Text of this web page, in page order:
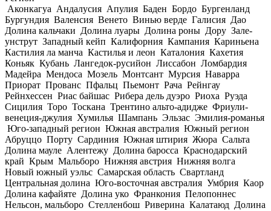
Аконкагуа Андалусия Апулия Баден Бордо Бургенланд
Бургундия Валенсия Венето Винью верде Галисия Дао
Долина кальчаки Долина луары Долина роны Дору Зале-
унструт Западный кейп Калифорния Кампания Кариньена
Кастилия ла манча Кастилья и леон Каталония Кахетия
Коньяк Кубань Лангедок-русийон Лиссабон Ломбардия
Мадейра Мендоса Мозель Монтсант Мурсия Наварра
Приорат Прованс Пфальц Пьемонт Рача Рейнгау
Рейнхессен Риас байшас Рибера дель дуэро Риоха Руэда
Сицилия Торо Тоскана Трентино альто-адидже Фриули-
венеция-джулия Хумилья Шампань Эльзас Эмилия-романья
Юго-западный регион Южная австралия Южный регион
Абруццо Порту Сардиния Южная штирия Жюра Сальта
Долина мауле Алентежу Долина баросса Краснодарский
край Крым Мальборо Нижняя австрия Нижняя волга
Новый южный уэльс Самарская область Свартланд
Центральная долина Юго-восточная австралия Умбрия Каор
Долина кафайяте Долина уко Франкония Пелопоннес
Нельсон, мальборо Стелленбош Риверина Калатаюд Долина